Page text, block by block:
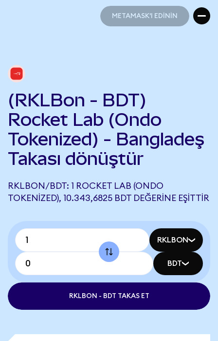
METAMASK'I EDİNİN
(RKLBon - BDT)
Rocket Lab (Ondo
Tokenized) - Bangladeş
Takası dönüştür
RKLBON/BDT: 1 ROCKET LAB (ONDO
TOKENIZED), 10.343,6825 BDT DEĞERINE EŞITTIR
RKLBON
BDT
RKLBON - BDT TAKAS ET